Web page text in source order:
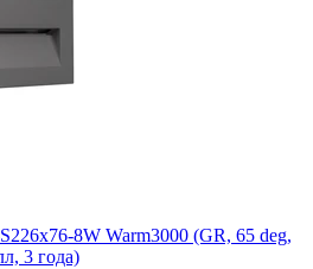
8W Warm3000 (GR, 65 deg,
3 года)